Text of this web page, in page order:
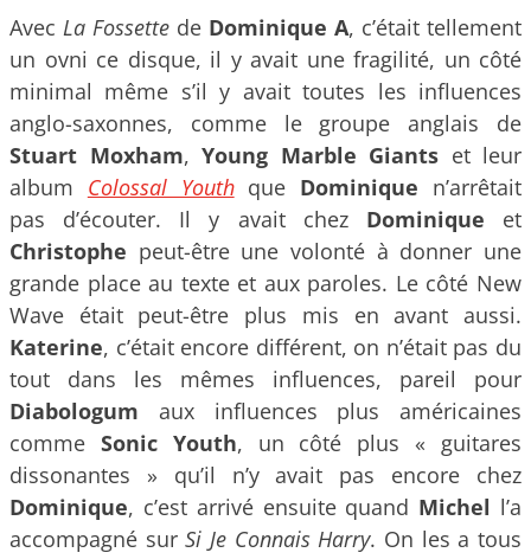
Avec La Fossette de Dominique A, c’était tellement
un ovni ce disque, il y avait une fragilité, un côté
minimal même s’il y avait toutes les influences
anglo-saxonnes, comme le groupe anglais de
Stuart Moxham, Young Marble Giants et leur
album Colossal Youthque Dominique n’arrêtait
pas d’écouter. Il y avait chez Dominique et
Christophe peut-être une volonté à donner une
grande place au texte et aux paroles. Le côté New
Wave était peut-être plus mis en avant aussi.
Katerine, c’était encore différent, on n’était pas du
tout dans les mêmes influences, pareil pour
Diabologum aux influences plus américaines
comme Sonic Youth, un côté plus « guitares
dissonantes » qu’il n’y avait pas encore chez
Dominique, c’est arrivé ensuite quand Michel l’a
accompagné surSi Je Connais Harry. On les a tous